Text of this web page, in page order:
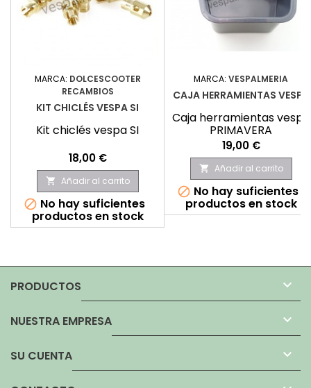
MARCA: DOLCESCOOTER
RECAMBIOS
KIT CHICLÉS VESPA SI
Kit chiclés vespa SI
Precio
18,00 €
 Añadir al carrito
 No hay suficientes
productos en stock
MARCA: VESPALMERIA
CAJA HERRAMIENTAS VESPA
Caja herramientas vespa
PRIMAVERA
Precio
19,00 €
 Añadir al carrito
 No hay suficientes
productos en stock
PRODUCTOS 
NUESTRA EMPRESA 
SU CUENTA 